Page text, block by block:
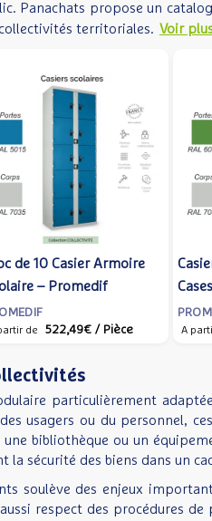
Panachats propose un
territoriales. Voir
de 10 Casier Armoire
– Promedif
de 522,49€ / Pièce A
particulièrement
usagers ou du personnel,
bibliothèque ou un
sécurité des biens dans un
soulève des enjeux
respect des procédures